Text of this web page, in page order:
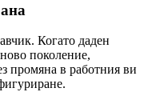
Когато даден
поколение,
промяна в работния ви